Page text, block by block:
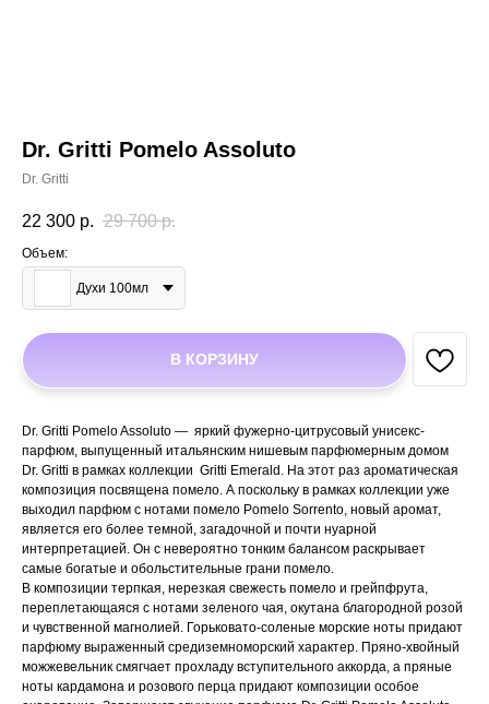
Dr. Gritti Pomelo Assoluto
Dr. Gritti
22 300 р. 29 700 р.
Объем:
Духи 100мл
В КОРЗИНУ
Dr. Gritti Pomelo Assoluto — яркий фужерно-цитрусовый унисекс-
парфюм, выпущенный итальянским нишевым парфюмерным домом
Dr. Gritti в рамках коллекции Gritti Emerald. На этот раз ароматическая
композиция посвящена помело. А поскольку в рамках коллекции уже
выходил парфюм с нотами помело Pomelo Sorrento, новый аромат,
является его более темной, загадочной и почти нуарной
интерпретацией. Он с невероятно тонким балансом раскрывает
самые богатые и обольстительные грани помело.
В композиции терпкая, нерезкая свежесть помело и грейпфрута,
переплетающаяся с нотами зеленого чая, окутана благородной розой
и чувственной магнолией. Горьковато-соленые морские ноты придают
парфюму выраженный средиземноморский характер. Пряно-хвойный
можжевельник смягчает прохладу вступительного аккорда, а пряные
ноты кардамона и розового перца придают композиции особое